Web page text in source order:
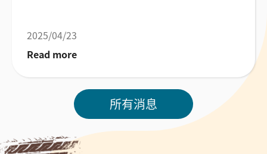
2025/04/23
Read more